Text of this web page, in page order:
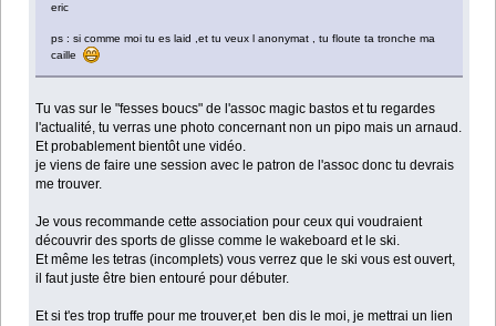
eric
ps : si comme moi tu es laid ,et tu veux l anonymat , tu floute ta tronche ma
caille
Tu vas sur le "fesses boucs" de l'assoc magic bastos et tu regardes
l'actualité, tu verras une photo concernant non un pipo mais un arnaud.
Et probablement bientôt une vidéo.
je viens de faire une session avec le patron de l'assoc donc tu devrais
me trouver.
Je vous recommande cette association pour ceux qui voudraient
découvrir des sports de glisse comme le wakeboard et le ski.
Et même les tetras (incomplets) vous verrez que le ski vous est ouvert,
il faut juste être bien entouré pour débuter.
Et si t'es trop truffe pour me trouver,et ben dis le moi, je mettrai un lien